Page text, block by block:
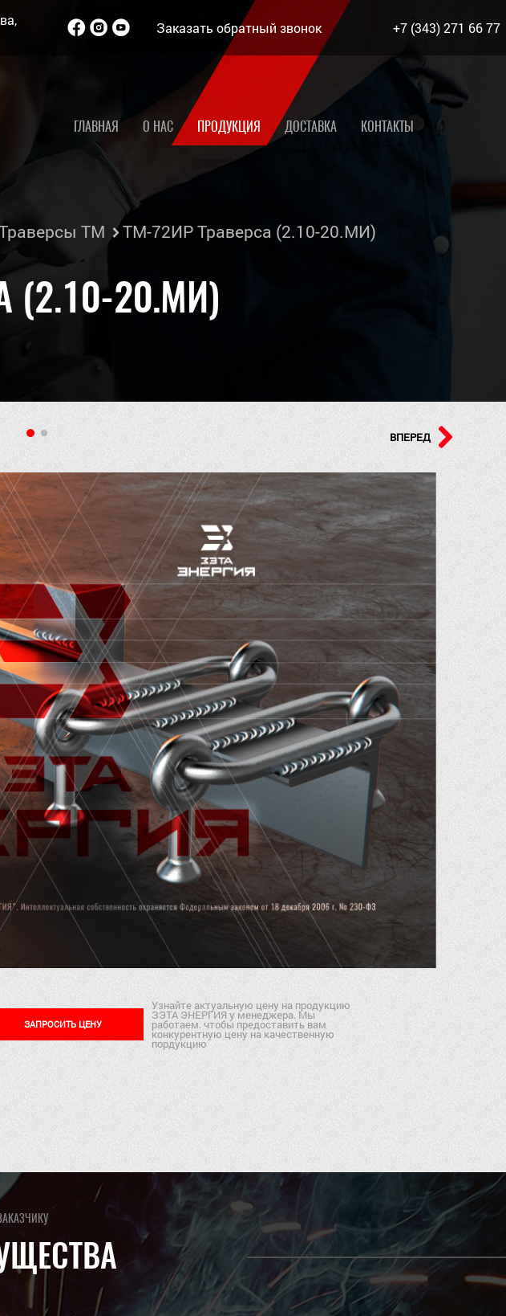
Заказать обратный звонок +7 (343) 271 66 77
ГЛАВНАЯ О НАС ПРОДУКЦИЯ ДОСТАВКА КОНТАКТЫ
ТМ ТМ-72ИР Траверса (2.10-20.МИ)
(2.10-20.МИ)
ВПЕРЕД
ЗАПРОСИТЬ ЦЕНУ
Узнайте актуальную цену на продукцию
ЗЭТА ЭНЕРГИЯ у менеджера. Мы
работаем. чтобы предоставить вам
конкурентную цену на качественную
пордукцию